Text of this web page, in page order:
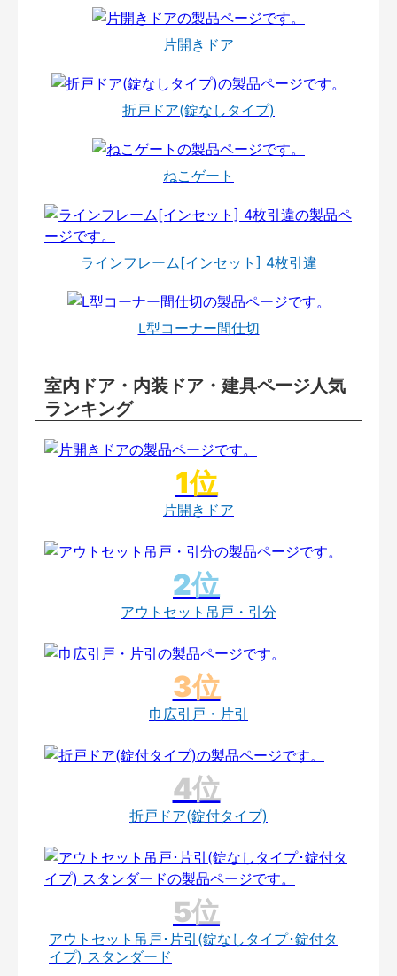
片開きドア
折戸ドア(錠なしタイプ)
ねこゲート
ラインフレーム[インセット] 4枚引違
L型コーナー間仕切
室内ドア・内装ドア・建具ページ人気
ランキング
片開きドア
アウトセット吊戸・引分
巾広引戸・片引
折戸ドア(錠付タイプ)
アウトセット吊戸･片引(錠なしタイプ･錠付タ
イプ) スタンダード